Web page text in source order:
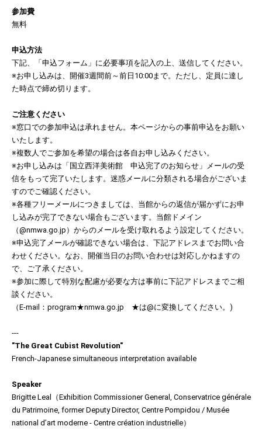
参加費
無料
申込方法
下記、「申込フォーム」に必要事項を記入の上、送信してください。
※お申し込みは、開催3週間前～前日10:00まで。ただし、定員に達し
た時点で締め切ります。
ご注意ください
※窓口での参加申込は承れません。本ページからの事前申込をお願い
いたします。
※複数人でご参加を希望の場合は各自お申し込みください。
※お申し込みは「国立西洋美術館 申込完了のお知らせ」メールの受
信をもって完了いたします。迷惑メールに分類される場合がございま
すのでご確認ください。
※各種フリーメールにつきましては、当館からの返信が届かずにお申
し込みが完了できない場合もございます。当館ドメイン
（@nmwa.go.jp）からのメールを受け取れるよう設定してください。
※申込完了メールが確認できない場合は、下記アドレスまでお問い合
わせください。なお、開催当日のお問い合わせは対応しかねますの
で、ご了承ください。
※参加に際して特別な配慮が必要な方は事前に下記アドレスまでご相
談ください。
（E-mail：program★nmwa.go.jp ★は@に変換してください。)
---
"The Great Cubist Revolution"
French-Japanese simultaneous interpretation available
Speaker
Brigitte Leal（Exhibition Commissioner General, Conservatrice générale
du Patrimoine, former Deputy Director, Centre Pompidou / Musée
national d’art moderne - Centre création industrielle）